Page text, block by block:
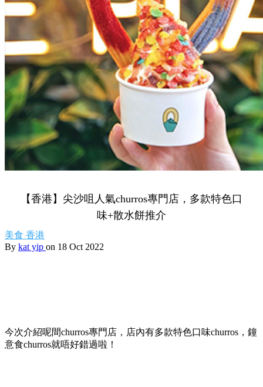
【香港】尖沙咀人氣churros專門店，多款特色口
味+散水餅推介
美食 香港
By kat yip on 18 Oct 2022
今次介紹呢間churros專門店，店內有多款特色口味churros，鐘
意食churros就唔好錯過啦！